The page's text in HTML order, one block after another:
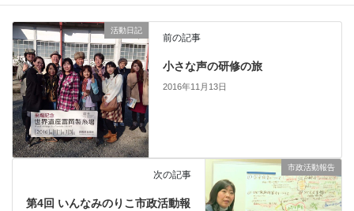
e
b
o
o
k
er
活動日記
前の記事
小さな声の研修の旅
2016年11月13日
市政活動報告
次の記事
第4回 いんなみのりこ市政活動報